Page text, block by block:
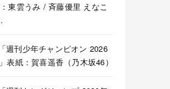
東雲うみ / 斉藤優里 えなこ
週刊少年チャンピオン 2026
表紙：賀喜遥香（乃木坂46）